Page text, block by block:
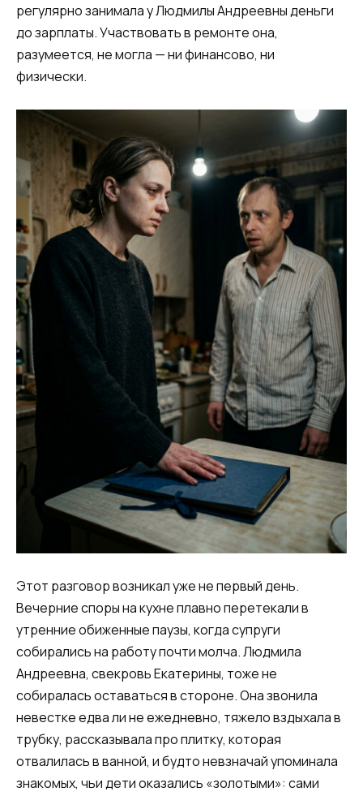
регулярно занимала у Людмилы Андреевны деньги
до зарплаты. Участвовать в ремонте она,
разумеется, не могла — ни финансово, ни
физически.
Этот разговор возникал уже не первый день.
Вечерние споры на кухне плавно перетекали в
утренние обиженные паузы, когда супруги
собирались на работу почти молча. Людмила
Андреевна, свекровь Екатерины, тоже не
собиралась оставаться в стороне. Она звонила
невестке едва ли не ежедневно, тяжело вздыхала в
трубку, рассказывала про плитку, которая
отвалилась в ванной, и будто невзначай упоминала
знакомых, чьи дети оказались «золотыми»: сами